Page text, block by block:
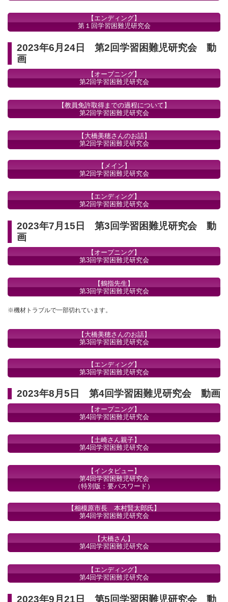
【エンディング】
第１回学習困難児研究会
2023年6月24日 第2回学習困難児研究会 動
画
【オープニング】
第2回学習困難児研究会
【教員免許取得までの過程について】
第2回学習困難児研究会
【大橋美穂さんのお話】
第2回学習困難児研究会
【メイン】
第2回学習困難児研究会
【エンディング】
第2回学習困難児研究会
2023年7月15日 第3回学習困難児研究会 動
画
【オープニング】
第3回学習困難児研究会
【鶴指先生】
第3回学習困難児研究会
※機材トラブルで一部切れています。
【大橋美穂さんのお話】
第3回学習困難児研究会
【エンディング】
第3回学習困難児研究会
2023年8月5日 第4回学習困難児研究会 動画
【オープニング】
第4回学習困難児研究会
【土崎さん親子】
第4回学習困難児研究会
【インタビュー】
第4回学習困難児研究会
（特別版：要パスワード）
【相模原市長 本村賢太郎氏】
第4回学習困難児研究会
【大橋さん】
第4回学習困難児研究会
【エンディング】
第4回学習困難児研究会
2023年9月21日 第5回学習困難児研究会 動